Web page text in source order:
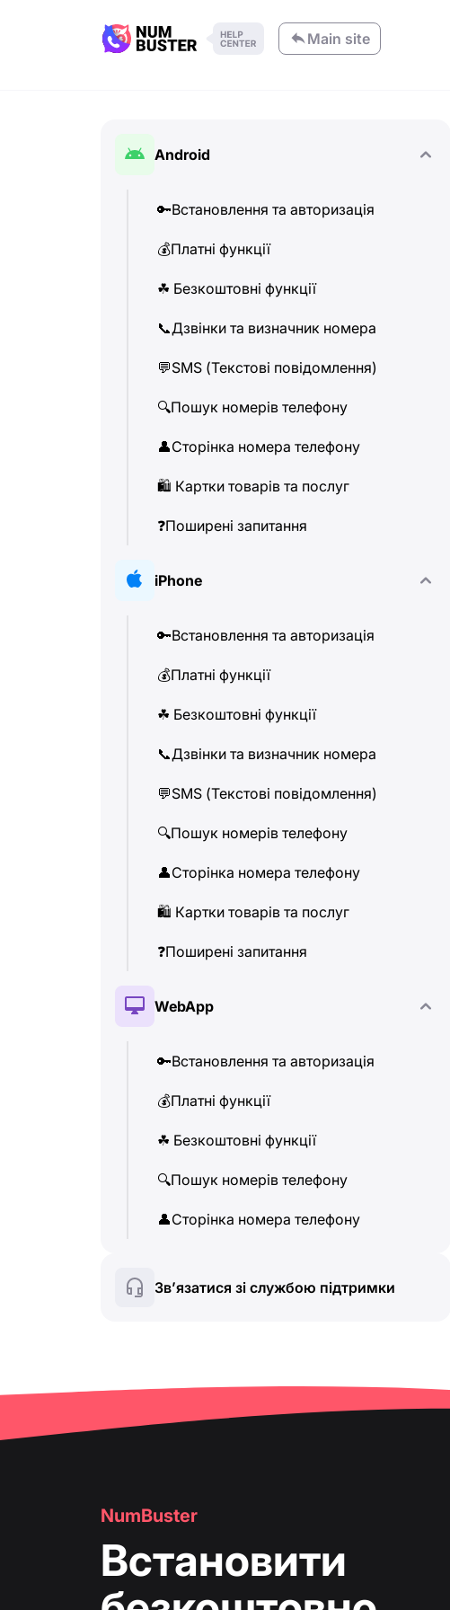
Main site
Android
🔑Встановлення та авторизація
💰Платні функції
☘ ️ Безкоштовні функції
📞Дзвінки та визначник номера
💬SMS (Текстові повідомлення)
🔍Пошук номерів телефону
👤Сторінка номера телефону
🛍 ️ Картки товарів та послуг
❓Поширені запитання
iPhone
🔑Встановлення та авторизація
💰Платні функції
☘ ️ Безкоштовні функції
📞Дзвінки та визначник номера
💬SMS (Текстові повідомлення)
🔍Пошук номерів телефону
👤Сторінка номера телефону
🛍 ️ Картки товарів та послуг
❓Поширені запитання
WebApp
🔑Встановлення та авторизація
💰Платні функції
☘ ️ Безкоштовні функції
🔍Пошук номерів телефону
👤Сторінка номера телефону
Зв’язатися зі службою підтримки
NumBuster
Встановити